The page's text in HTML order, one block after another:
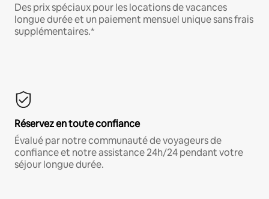
Des prix spéciaux pour les locations de vacances
longue durée et un paiement mensuel unique sans frais
supplémentaires.*
Réservez en toute confiance
Évalué par notre communauté de voyageurs de
confiance et notre assistance 24h/24 pendant votre
séjour longue durée.